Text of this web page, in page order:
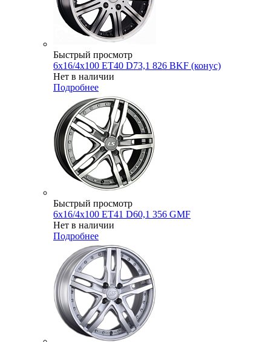
Быстрый просмотр
6x16/4x100 ET40 D73,1 826 BKF (конус)
Нет в наличии
Подробнее
Быстрый просмотр
6x16/4x100 ET41 D60,1 356 GMF
Нет в наличии
Подробнее